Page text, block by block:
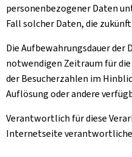
personenbezogener Daten
Fall solcher Daten, die
Die Aufbewahrungsdauer
notwendigen Zeitraum für
der Besucherzahlen im
Auflösung oder andere
Verantwortlich für diese
Internetseite